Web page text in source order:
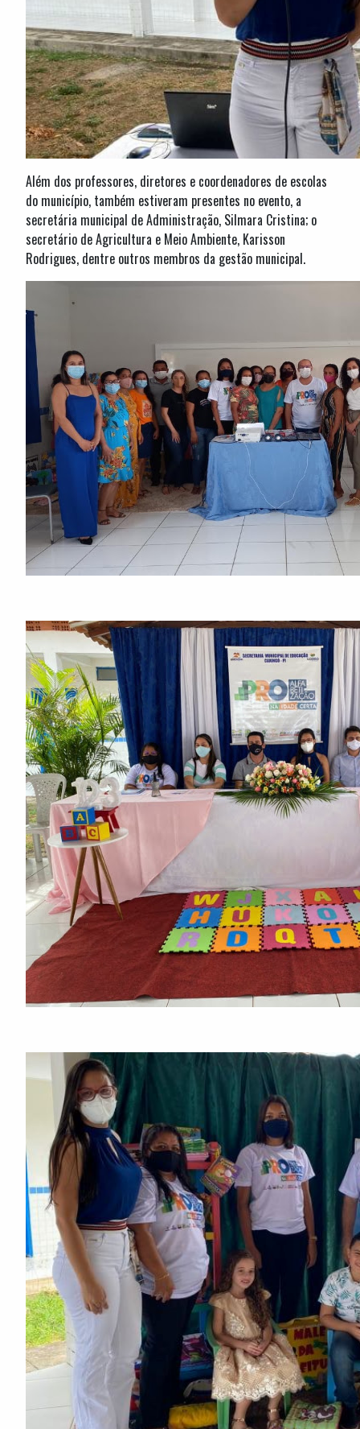
Além dos professores, diretores e coordenadores de escolas
do município, também estiveram presentes no evento, a
secretária municipal de Administração, Silmara Cristina; o
secretário de Agricultura e Meio Ambiente, Karisson
Rodrigues, dentre outros membros da gestão municipal.